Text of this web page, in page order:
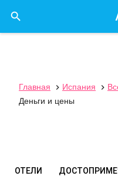

Главная  Испания 
Деньги и цены
ОТЕЛИ